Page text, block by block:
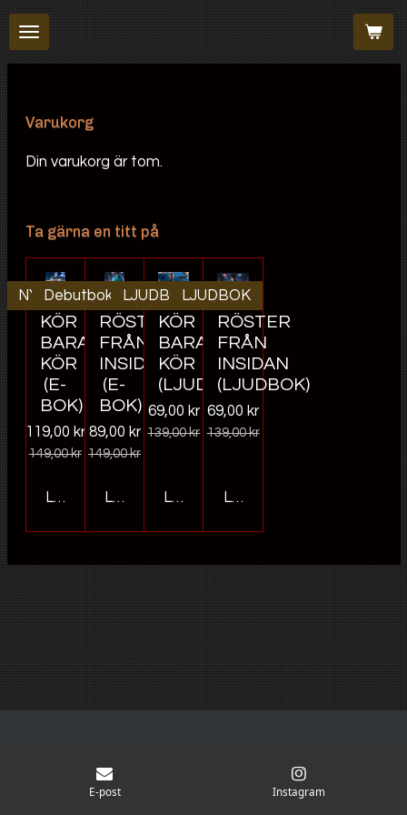
Hoppa
till
Varukorg
Din varukorg är tom.
Ta gärna en titt på
NYHET!
KÖR
BARA
KÖR
(E-
BOK)
119,00 kr
149,00 kr
Lägg till i varukorg
Debutboken!
RÖSTER
FRÅN
INSIDAN
(E-
BOK)
89,00 kr
149,00 kr
Lägg till i varukorg
LJUDBOK
KÖR
BARA
KÖR
(LJUDBOK)
69,00 kr
139,00 kr
Lägg till i varukorg
LJUDBOK
RÖSTER
FRÅN
INSIDAN
(LJUDBOK)
69,00 kr
139,00 kr
Lägg till i varukorg
E-post Instagram